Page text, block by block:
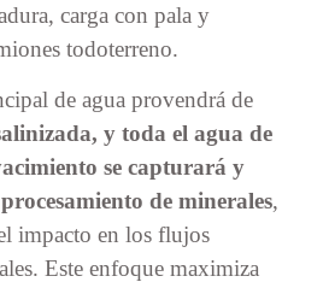
carga con pala y
todoterreno.
de agua provendrá de
y toda el agua de
se capturará y
de minerales,
impacto en los flujos
Este enfoque maximiza